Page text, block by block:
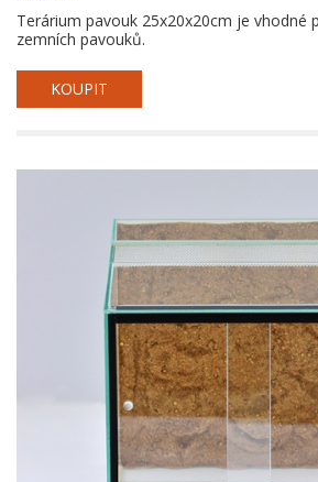
Terárium pavouk 25x20x20cm je vhodné
zemních pavouků.
KOUPIT